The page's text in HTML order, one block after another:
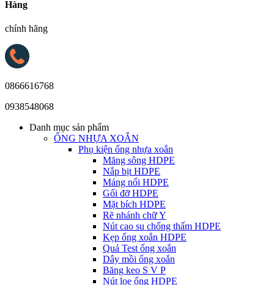
Hàng
chính hãng
0866616768
0938548068
Danh mục sản phẩm
ỐNG NHỰA XOẮN
Phụ kiện ống nhựa xoắn
Măng sông HDPE
Nắp bịt HDPE
Máng nối HDPE
Gối đỡ HDPE
Mặt bích HDPE
Rẽ nhánh chữ Y
Nút cao su chống thấm HDPE
Kẹp ống xoắn HDPE
Quả Test ống xoắn
Dây mồi ống xoắn
Băng keo S V P
Nút loe ống HDPE